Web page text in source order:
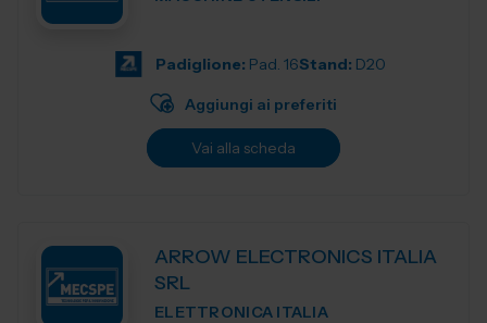
Padiglione: Pad. 16Stand: D20
Aggiungi ai preferiti
Vai alla scheda
ARROW ELECTRONICS ITALIA
SRL
ELETTRONICA ITALIA